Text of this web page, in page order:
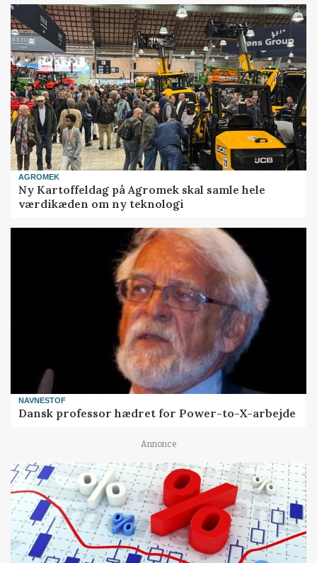
AGROMEK
Ny Kartoffeldag på Agromek skal samle hele
værdikæden om ny teknologi
NAVNESTOF
Dansk professor hædret for Power-to-X-arbejde
Annonce